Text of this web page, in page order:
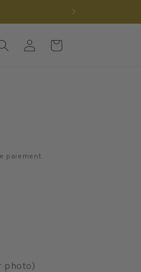
ConnexionPanier
paiement.
photo)